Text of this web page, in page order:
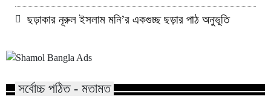
ছড়াকার নূরুল ইসলাম মনি’র একগুচ্ছ ছড়ার পাঠ অনুভূতি
সর্বোচ্চ পঠিত - মতামত